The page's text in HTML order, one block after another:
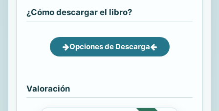
¿Cómo descargar el libro?
Opciones de Descarga
Valoración